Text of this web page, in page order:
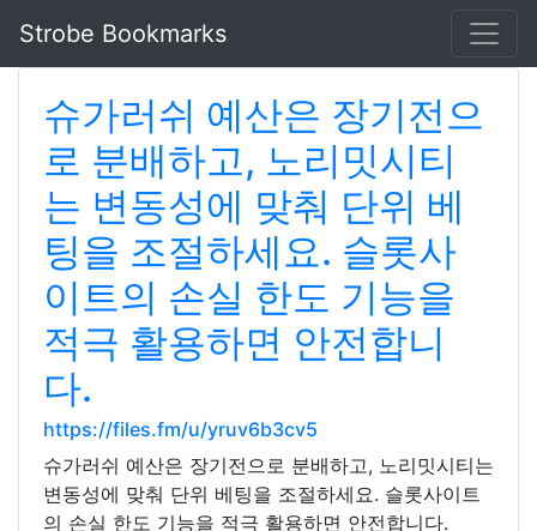
Strobe Bookmarks
슈가러쉬 예산은 장기전으
로 분배하고, 노리밋시티
는 변동성에 맞춰 단위 베
팅을 조절하세요. 슬롯사
이트의 손실 한도 기능을
적극 활용하면 안전합니
다.
https://files.fm/u/yruv6b3cv5
슈가러쉬 예산은 장기전으로 분배하고, 노리밋시티는
변동성에 맞춰 단위 베팅을 조절하세요. 슬롯사이트
의 손실 한도 기능을 적극 활용하면 안전합니다.